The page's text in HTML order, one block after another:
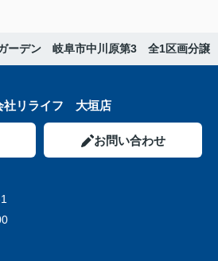
ーデン 岐阜市中川原第3 全1区画分譲
社リライフ 大垣店
お問い合わせ